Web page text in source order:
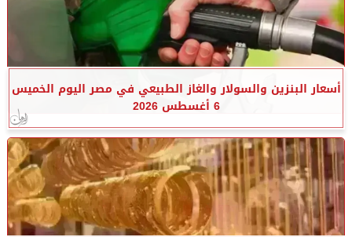
أسعار البنزين والسولار والغاز الطبيعي في مصر اليوم الخميس
6 أغسطس 2026